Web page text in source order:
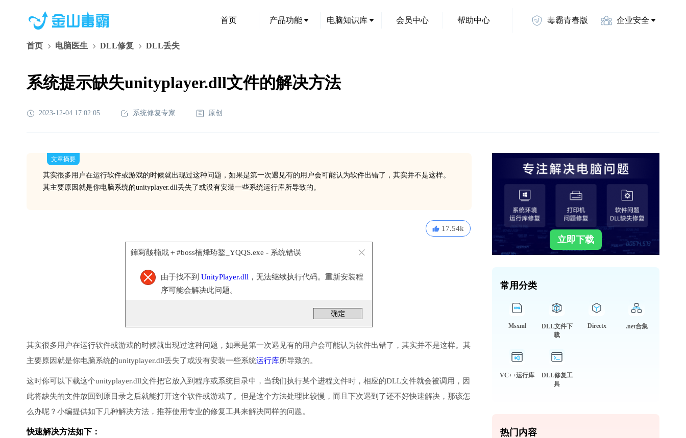
首页 产品功能 电脑知识库 会员中心 帮助中心 毒霸青春版 企业安全
首页 电脑医生 DLL修复 DLL丢失
系统提示缺失unityplayer.dll文件的解决方法
2023-12-04 17:02:05 系统修复专家 原创
文章摘要
其实很多用户在运行软件或游戏的时候就出现过这种问题，如果是第一次遇见有的用户会可能认为软件出错了，其实并不是这样。
其主要原因就是你电脑系统的unityplayer.dll丢失了或没有安装一些系统运行库所导致的。
17.54k
鍏冩皵楠戝＋#boss楠烽珔鐜_YQQS.exe - 系统错误
由于找不到 UnityPlayer.dll ，无法继续执行代码。重新安装程
序可能会解决此问题。
其实很多用户在运行软件或游戏的时候就出现过这种问题，如果是第一次遇见有的用户会可能认为软件出错了，其实并不是这样。其
主要原因就是你电脑系统的unityplayer.dll丢失了或没有安装一些系统运行库所导致的。
这时你可以下载这个unityplayer.dll文件把它放入到程序或系统目录中，当我们执行某个进程文件时，相应的DLL文件就会被调用，因
此将缺失的文件放回到原目录之后就能打开这个软件或游戏了。但是这个方法处理比较慢，而且下次遇到了还不好快速解决，那该怎
么办呢？小编提供如下几种解决方法，推荐使用专业的修复工具来解决同样的问题。
快速解决方法如下：
立即下载
常用分类
Msxml
DLL文件下
载
Directx .net合集
VC++运行库
DLL修复工
具
热门内容